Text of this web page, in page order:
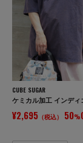
CUBE SUGAR
¥2,695 （税込） 50%